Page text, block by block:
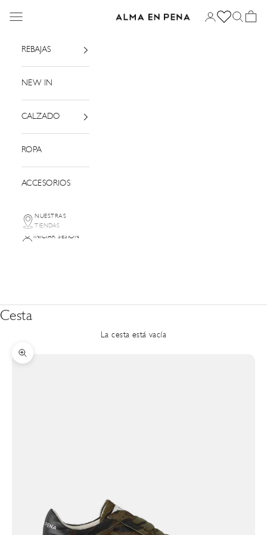
Alma en Pena
Menú Iniciar sesión
Buscar
Cesta
REBAJAS
NEW IN
CALZADO
ROPA
ACCESORIOS
NUESTRAS
TIENDAS
INICIAR SESIÓN
Cesta
La cesta está vacía
Zoom